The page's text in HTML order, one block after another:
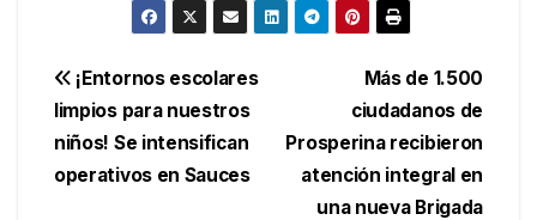
Navegación
de
entradas
Más de 1.500
ciudadanos de
Prosperina recibieron
atención integral en
una nueva Brigada
¡Entornos escolares
limpios para nuestros
niños! Se intensifican
operativos en Sauces